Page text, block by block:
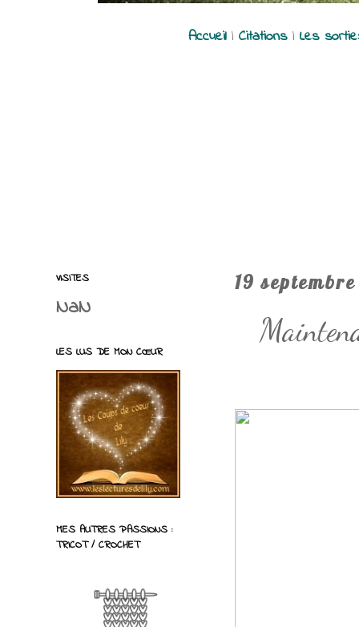
Accueil| Citations| Les
19
VISITES
NaN
LES LUS DE MON CŒUR
MES AUTRES PASSIONS :
TRICOT / CROCHET